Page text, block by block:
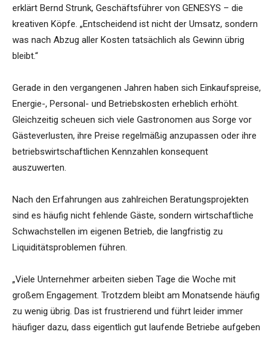
erklärt Bernd Strunk, Geschäftsführer von GENESYS – die
kreativen Köpfe. „Entscheidend ist nicht der Umsatz, sondern
was nach Abzug aller Kosten tatsächlich als Gewinn übrig
bleibt.“
Gerade in den vergangenen Jahren haben sich Einkaufspreise,
Energie-, Personal- und Betriebskosten erheblich erhöht.
Gleichzeitig scheuen sich viele Gastronomen aus Sorge vor
Gästeverlusten, ihre Preise regelmäßig anzupassen oder ihre
betriebswirtschaftlichen Kennzahlen konsequent
auszuwerten.
Nach den Erfahrungen aus zahlreichen Beratungsprojekten
sind es häufig nicht fehlende Gäste, sondern wirtschaftliche
Schwachstellen im eigenen Betrieb, die langfristig zu
Liquiditätsproblemen führen.
„Viele Unternehmer arbeiten sieben Tage die Woche mit
großem Engagement. Trotzdem bleibt am Monatsende häufig
zu wenig übrig. Das ist frustrierend und führt leider immer
häufiger dazu, dass eigentlich gut laufende Betriebe aufgeben